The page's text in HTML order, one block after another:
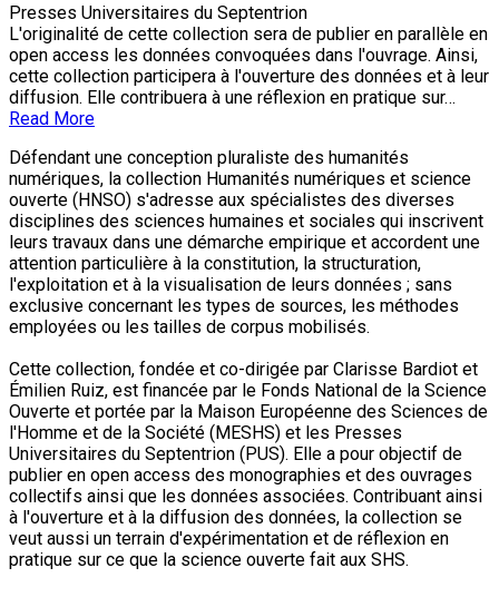
Presses Universitaires du Septentrion
L'originalité de cette collection sera de publier en parallèle en
open access les données convoquées dans l'ouvrage. Ainsi,
cette collection participera à l'ouverture des données et à leur
diffusion. Elle contribuera à une réflexion en pratique sur…
Read More
Défendant une conception pluraliste des humanités
numériques, la collection Humanités numériques et science
ouverte (HNSO) s'adresse aux spécialistes des diverses
disciplines des sciences humaines et sociales qui inscrivent
leurs travaux dans une démarche empirique et accordent une
attention particulière à la constitution, la structuration,
l'exploitation et à la visualisation de leurs données ; sans
exclusive concernant les types de sources, les méthodes
employées ou les tailles de corpus mobilisés.
Cette collection, fondée et co-dirigée par Clarisse Bardiot et
Émilien Ruiz, est financée par le Fonds National de la Science
Ouverte et portée par la Maison Européenne des Sciences de
l'Homme et de la Société (MESHS) et les Presses
Universitaires du Septentrion (PUS). Elle a pour objectif de
publier en open access des monographies et des ouvrages
collectifs ainsi que les données associées. Contribuant ainsi
à l'ouverture et à la diffusion des données, la collection se
veut aussi un terrain d'expérimentation et de réflexion en
pratique sur ce que la science ouverte fait aux SHS.